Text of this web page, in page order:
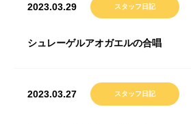
2023.03.29 スタッフ日記
シュレーゲルアオガエルの合唱
2023.03.27 スタッフ日記